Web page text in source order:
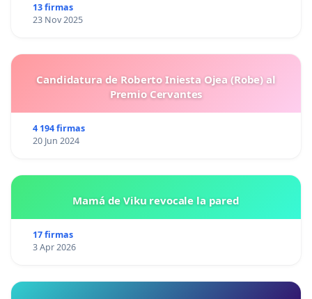
13 firmas
23 Nov 2025
Candidatura de Roberto Iniesta Ojea (Robe) al
Premio Cervantes
4 194 firmas
20 Jun 2024
Mamá de Viku revocale la pared
17 firmas
3 Apr 2026